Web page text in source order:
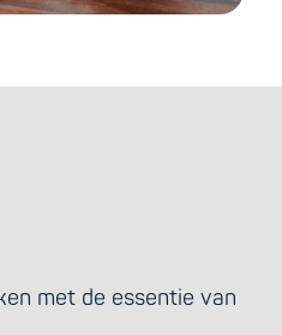
met de essentie van